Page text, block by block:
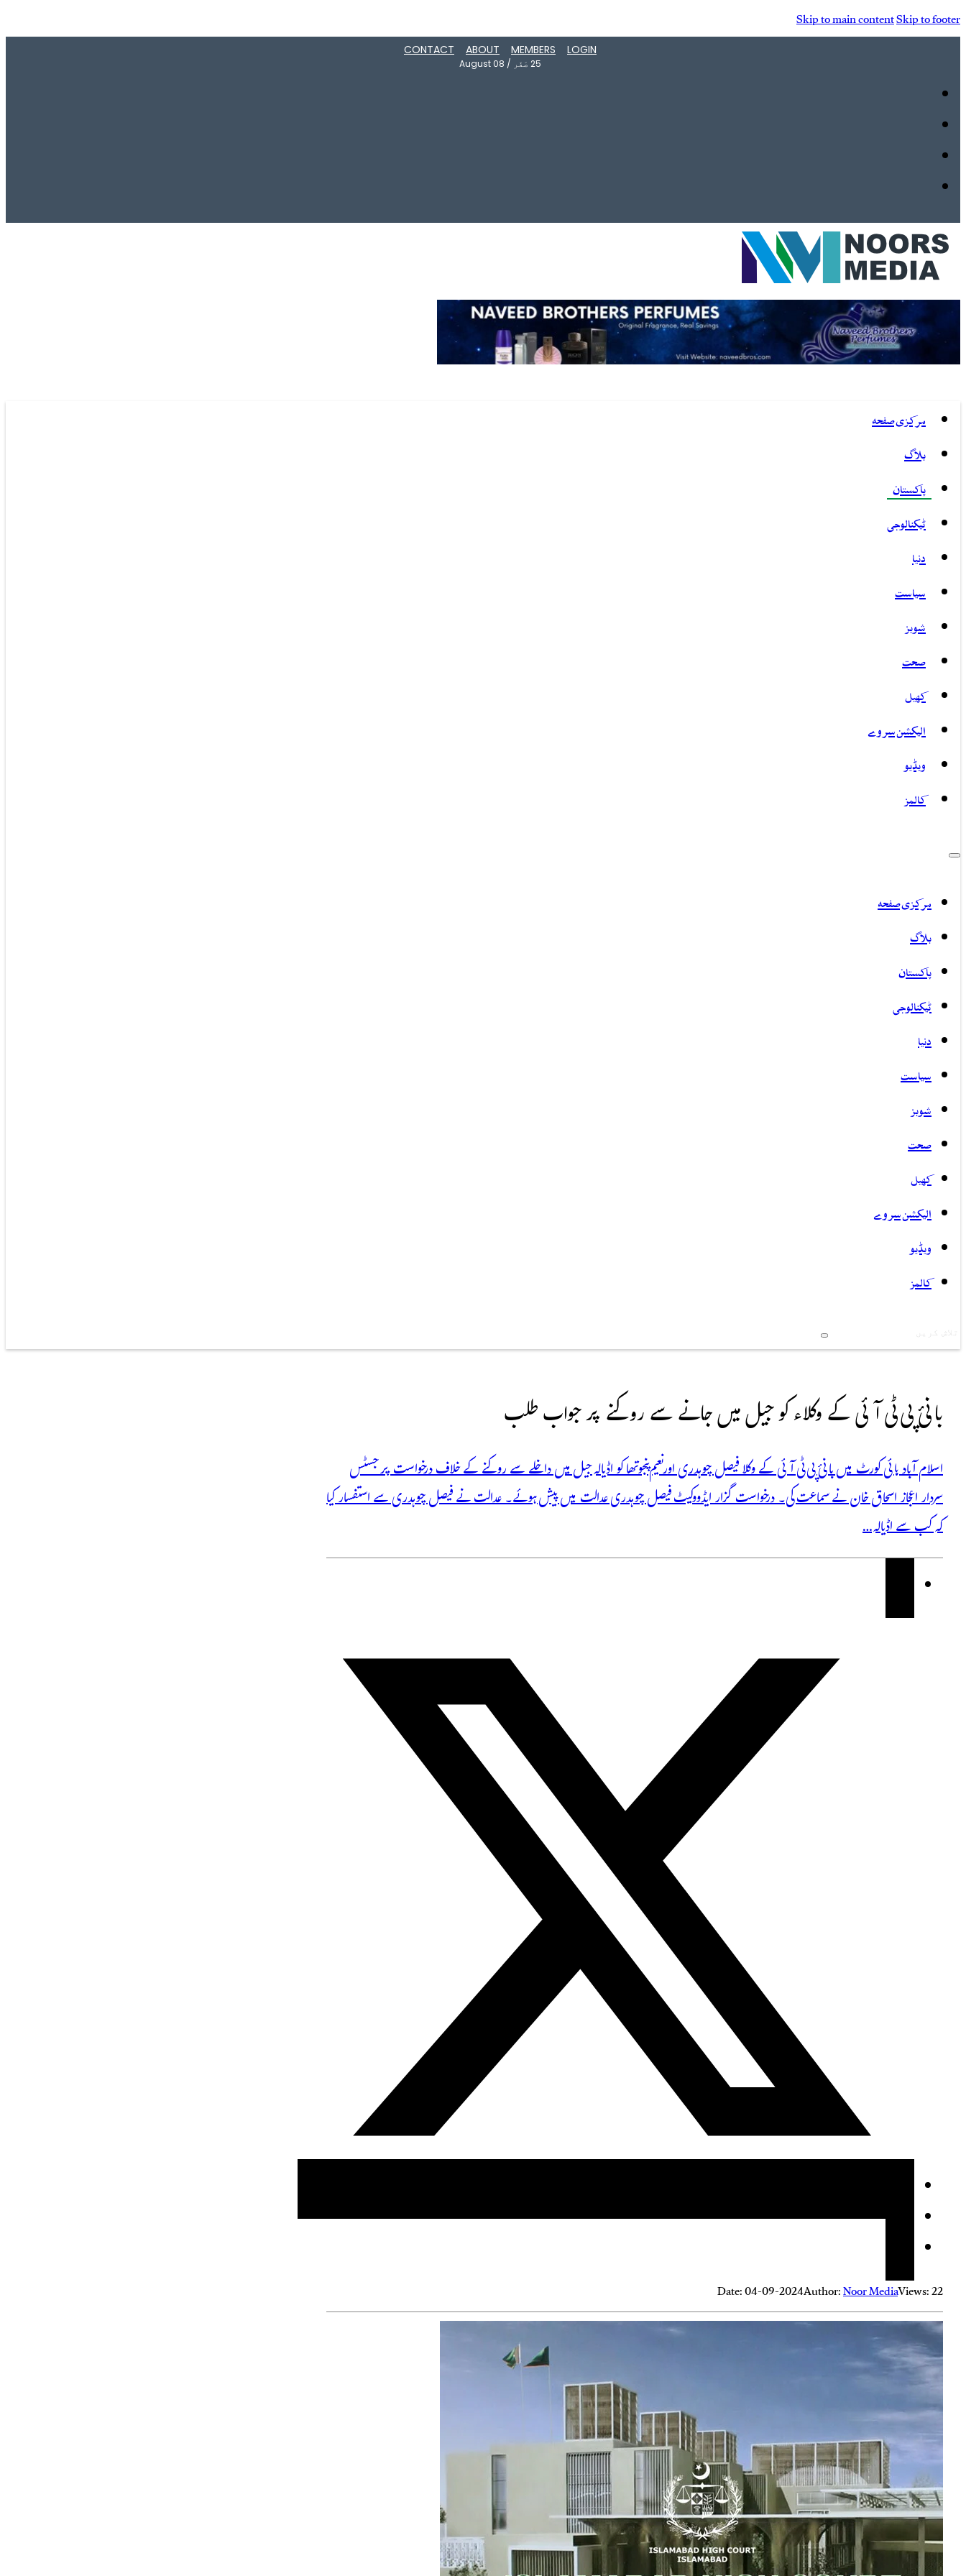
Skip to main contentSkip to footer
LOGIN
MEMBERS
ABOUT
CONTACT
25 صَفَر /
August 08
مرکزی صفحہ
بلاگ
پاکستان
ٹیکنالوجی
دنیا
سیاست
شوبز
صحت
کھیل
الیکشن سروے
ویڈیو
کالمز
مرکزی صفحہ
بلاگ
پاکستان
ٹیکنالوجی
دنیا
سیاست
شوبز
صحت
کھیل
الیکشن سروے
ویڈیو
کالمز
Search
بانیٔ پی ٹی آئی کے وکلاء کو جیل میں جانے سے روکنے پر جواب طلب
اسلام آباد ہائی کورٹ میں بانیٔ پی ٹی آئی کے وکلا فیصل چوہدری اور نعیم پنجوتھا کو اڈیالہ جیل میں داخلے سے روکنے کے خلاف درخواست پر جسٹس
سردار اعجاز اسحاق خان نے سماعت کی۔ درخواست گزار ایڈووکیٹ فیصل چوہدری عدالت میں پیش ہوئے۔ عدالت نے فیصل چوہدری سے استفسار کیا
کہ کب سے اڈیالہ…
Date: 04-09-2024Author:Noor MediaViews: 22